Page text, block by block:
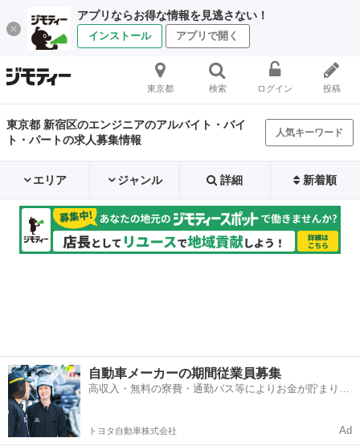
アプリならお得な情報を見逃さない！
インストール アプリで開く
東京都 検索 ログイン 投稿
東京都 新宿区のエンジニアのアルバイト・バイ
ト・パートの求人募集情報
人気キーワード
エリア ジャンル 詳細 新着順
自動車メーカーの期間従業員募集
高収入・無料の寮費・通勤バス等によりお金が貯まりや
トヨタ自動車株式会社 Ad